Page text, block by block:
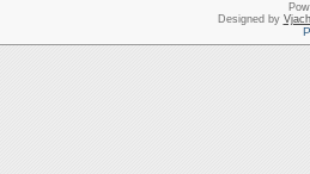
Designed by